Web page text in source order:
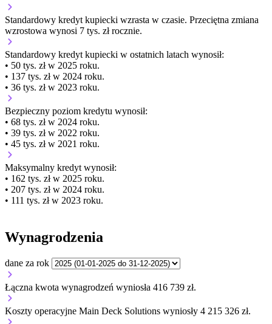
Standardowy kredyt kupiecki wzrasta w czasie. Przeciętna zmiana
wzrostowa wynosi 7 tys. zł rocznie.
Standardowy kredyt kupiecki w ostatnich latach wynosił:
• 50 tys. zł w 2025 roku.
• 137 tys. zł w 2024 roku.
• 36 tys. zł w 2023 roku.
Bezpieczny poziom kredytu wynosił:
• 68 tys. zł w 2024 roku.
• 39 tys. zł w 2022 roku.
• 45 tys. zł w 2021 roku.
Maksymalny kredyt wynosił:
• 162 tys. zł w 2025 roku.
• 207 tys. zł w 2024 roku.
• 111 tys. zł w 2023 roku.
Wynagrodzenia
dane za rok
Łączna kwota wynagrodzeń wyniosła 416 739 zł.
Koszty operacyjne Main Deck Solutions wyniosły 4 215 326 zł.